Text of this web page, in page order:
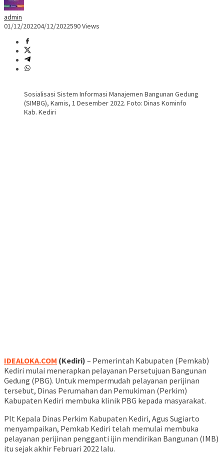
admin
01/12/202204/12/2022590 Views
Sosialisasi Sistem Informasi Manajemen Bangunan Gedung
(SIMBG), Kamis, 1 Desember 2022. Foto: Dinas Kominfo
Kab. Kediri
IDEALOKA.COM (Kediri) – Pemerintah Kabupaten (Pemkab)
Kediri mulai menerapkan pelayanan Persetujuan Bangunan
Gedung (PBG). Untuk mempermudah pelayanan perijinan
tersebut, Dinas Perumahan dan Pemukiman (Perkim)
Kabupaten Kediri membuka klinik PBG kepada masyarakat.
Plt Kepala Dinas Perkim Kabupaten Kediri, Agus Sugiarto
menyampaikan, Pemkab Kediri telah memulai membuka
pelayanan perijinan pengganti ijin mendirikan Bangunan (IMB)
itu sejak akhir Februari 2022 lalu.